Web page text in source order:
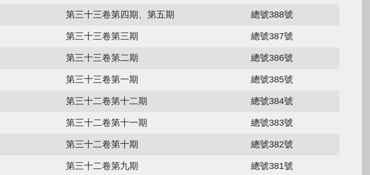
第三十三卷第四期、第五期 總號388號
第三十三卷第三期 總號387號
第三十三卷第二期 總號386號
第三十三卷第一期 總號385號
第三十二卷第十二期 總號384號
第三十二卷第十一期 總號383號
第三十二卷第十期 總號382號
第三十二卷第九期 總號381號